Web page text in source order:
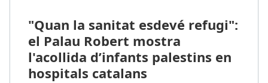
"Quan la sanitat esdevé refugi":
el Palau Robert mostra
l'acollida d’infants palestins en
hospitals catalans